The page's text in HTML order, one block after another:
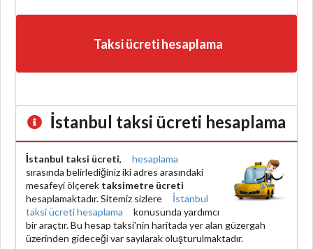
Taksi ücreti hesaplama
İstanbul taksi ücreti hesaplama
İstanbul taksi ücreti,
hesaplama
sırasında belirlediğiniz iki adres arasındaki
mesafeyi ölçerek taksimetre ücreti
hesaplamaktadır. Sitemiz sizlere
İstanbul
taksi ücreti hesaplama
konusunda yardımcı
bir araçtır. Bu hesap taksi'nin haritada yer alan güzergah
üzerinden gideceği var sayılarak oluşturulmaktadır.